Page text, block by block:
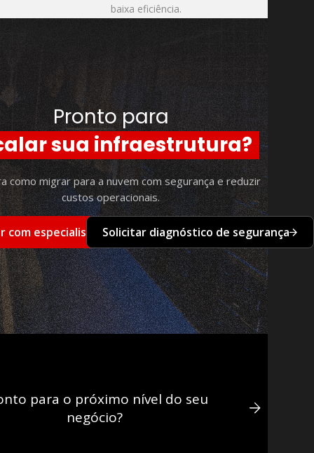
baixa eficiência.
Pronto para
sua infraestrutura?
como migrar para a nuvem com segurança e reduzir
custos operacionais.
com especialista Solicitar diagnóstico de segurança
para o próximo nível do seu
negócio?